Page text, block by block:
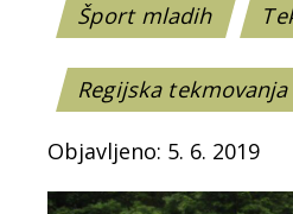
Šport mladih
Regijska tekmovanja
Objavljeno: 5. 6. 2019